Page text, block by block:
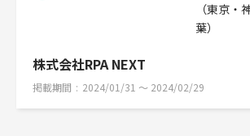
（東京・
葉）
株式会社RPA NEXT
掲載期間 2024/01/31 〜 2024/02/29